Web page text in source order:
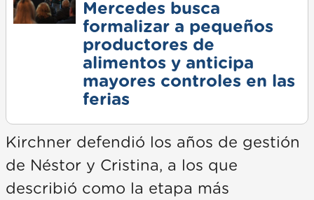
Mercedes busca
formalizar a pequeños
productores de
alimentos y anticipa
mayores controles en las
ferias
Kirchner defendió los años de gestión
de Néstor y Cristina, a los que
describió como la etapa más